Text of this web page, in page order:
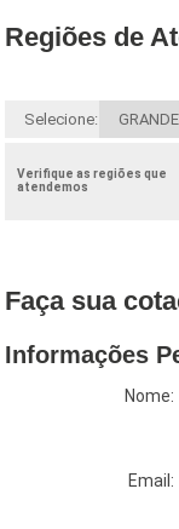
Regiões de
Selecione:
Verifique as regiões que
atendemos
Faça sua
Informações
Nome:
Email: